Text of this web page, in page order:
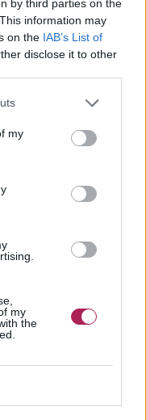
by third parties on the
information may
on the IAB’s List of
disclose it to other
my
my
the